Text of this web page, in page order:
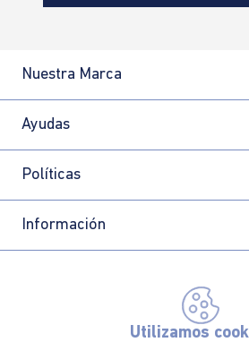
Utilizamos
Nuestra Marca
Ayudas
Políticas
Información